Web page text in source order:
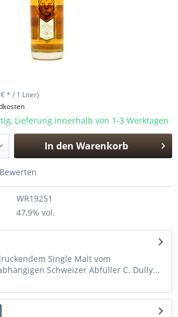
* / 1 Liter)
Lieferung innerhalb von 1-3 Werktagen
In den Warenkorb
Bewerten
WR19251
47,9% vol.
Single Malt vom
Schweizer Abfüller C. Dully...